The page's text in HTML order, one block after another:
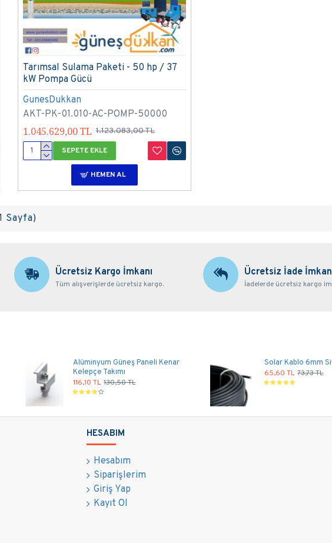
GunesDukkan
AKT-PK-01.010-AC-POMP-50000
Tarımsal Sulama Paketi - 50 hp / 37
kW Pompa Gücü
1.045.629,00 TL 1.123.083,00 TL
SEPETE EKLE
HEMEN AL
Sayfa)
Ücretsiz Kargo İmkanı
Tüm alışverişlerde ücretsiz kargo.
Ücretsiz İade
İadelerde ücretsiz kargo
Alüminyum Güneş Paneli Kenar
Kelepçe Takımı
116,10 TL 130,50 TL
Solar Kablo 6mm
65,60 TL 73,73 TL
HESABIM
Hesabım
Siparişlerim
Giriş Yap
Kayıt Ol